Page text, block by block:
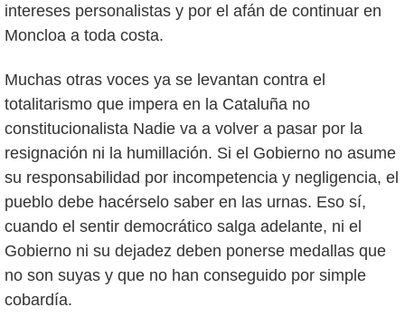
intereses personalistas y por el afán de continuar en
Moncloa a toda costa.
Muchas otras voces ya se levantan contra el
totalitarismo que impera en la Cataluña no
constitucionalista Nadie va a volver a pasar por la
resignación ni la humillación. Si el Gobierno no asume
su responsabilidad por incompetencia y negligencia, el
pueblo debe hacérselo saber en las urnas. Eso sí,
cuando el sentir democrático salga adelante, ni el
Gobierno ni su dejadez deben ponerse medallas que
no son suyas y que no han conseguido por simple
cobardía.